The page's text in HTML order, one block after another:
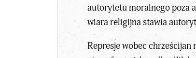
autorytetu moralnego poza
wiara religijna stawia
Represje wobec chrześcijan